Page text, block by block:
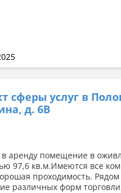
сферы услуг в
д. 6В
в аренду помещение в
97,6 кв.м.Имеются все
проходимость.
различных форм